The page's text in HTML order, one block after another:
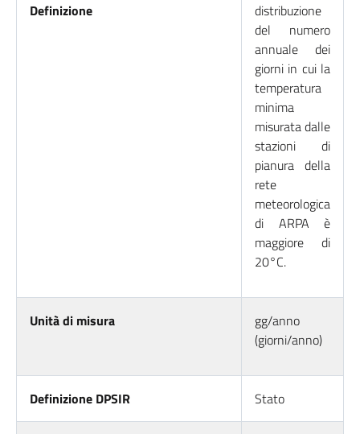
Definizione
distribuzione
del numero
annuale dei
giorni in cui la
temperatura
minima
misurata dalle
stazioni di
pianura della
rete
meteorologica
di ARPA è
maggiore di
20°C.
Unità di misura
gg/anno
(giorni/anno)
Definizione DPSIR Stato